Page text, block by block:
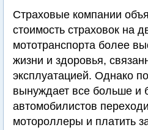
Страховые компании
стоимость страховок на
мототранспорта более
жизни и здоровья,
эксплуатацией. Однако
вынуждает все больше и
автомобилистов
мотороллеры и платить